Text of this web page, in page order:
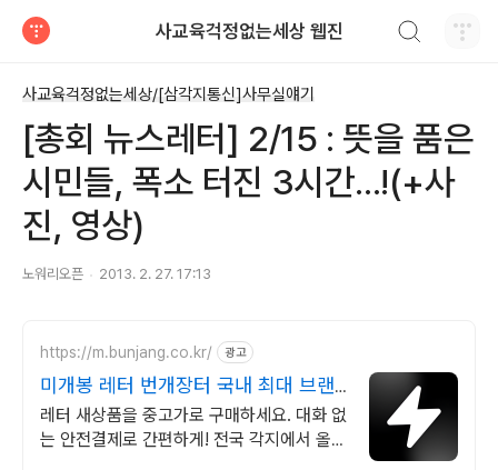
사교육걱정없는세상 웹진
사교육걱정없는세상/[삼각지통신]사무실얘기
[총회 뉴스레터] 2/15 : 뜻을 품은
시민들, 폭소 터진 3시간...!(+사
진, 영상)
노워리오픈 2013. 2. 27. 17:13
https://m.bunjang.co.kr/ 광고
미개봉 레터 번개장터 국내 최대 브랜
드 중고거래
레터 새상품을 중고가로 구매하세요. 대화 없
는 안전결제로 간편하게! 전국 각지에서 올라